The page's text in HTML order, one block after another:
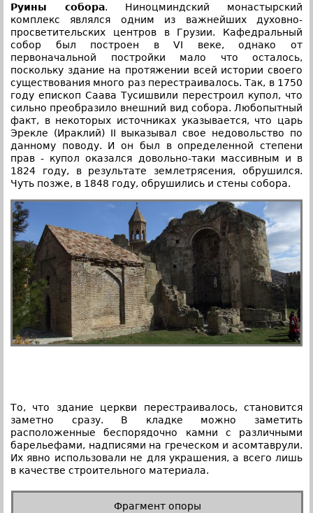
Руины собора. Ниноцминдский монастырский
комплекс являлся одним из важнейших духовно-
просветительских центров в Грузии. Кафедральный
собор был построен в VI веке, однако от
первоначальной постройки мало что осталось,
поскольку здание на протяжении всей истории своего
существования много раз перестраивалось. Так, в 1750
году епископ Саава Тусишвили перестроил купол, что
сильно преобразило внешний вид собора. Любопытный
факт, в некоторых источниках указывается, что царь
Эрекле (Ираклий) II выказывал свое недовольство по
данному поводу. И он был в определенной степени
прав - купол оказался довольно-таки массивным и в
1824 году, в результате землетрясения, обрушился.
Чуть позже, в 1848 году, обрушились и стены собора.
То, что здание церкви перестраивалось, становится
заметно сразу. В кладке можно заметить
расположенные беспорядочно камни с различными
барельефами, надписями на греческом и асомтаврули.
Их явно использовали не для украшения, а всего лишь
в качестве строительного материала.
Фрагмент опоры